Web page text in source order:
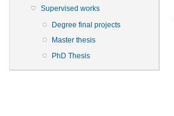
Supervised works
Degree final projects
Master thesis
PhD Thesis